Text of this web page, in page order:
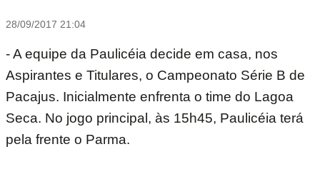
28/09/2017 21:04
- A equipe da Paulicéia decide em casa, nos
Aspirantes e Titulares, o Campeonato Série B de
Pacajus. Inicialmente enfrenta o time do Lagoa
Seca. No jogo principal, às 15h45, Paulicéia terá
pela frente o Parma.